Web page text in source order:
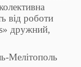
від роботи
дружний,
Мелітополь